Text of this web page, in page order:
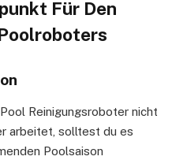
Für Den
Reinigungsroboter nicht
arbeitet, solltest du es
Poolsaison